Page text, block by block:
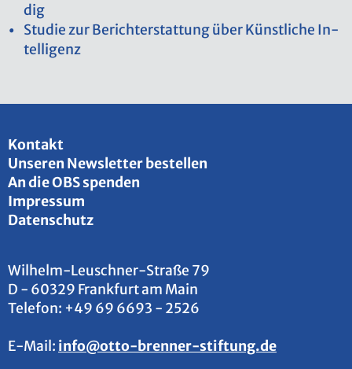
dig
Stu­die zur Be­richt­erstat­tung über Künst­li­che In­
tel­li­genz
Kon­takt
Un­se­ren News­let­ter be­stel­len
An die OBS spen­den
Im­pres­sum
Da­ten­schutz
Wil­helm-Leu­sch­ner-Stra­ße 79
D - 60329 Frank­furt am Main
Te­le­fon: +49 69 6693 - 2526
E-Mail: info@​otto-​brenner-​stiftung.​de